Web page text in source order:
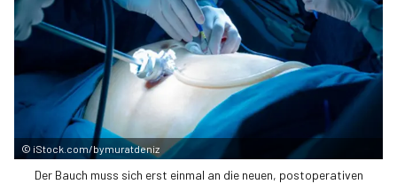
© iStock.com/bymuratdeniz
Der Bauch muss sich erst einmal an die neuen, postoperativen